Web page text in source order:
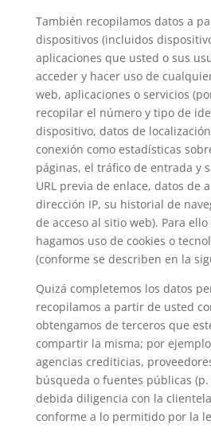
También recopilamos datos a
dispositivos (incluidos
aplicaciones que usted o sus
acceder y hacer uso de
web, aplicaciones o servicios
recopilar el número y tipo de
dispositivo, datos de
conexión como estadísticas
páginas, el tráfico de entrada y
URL previa de enlace, datos de
dirección IP, su historial de
de acceso al sitio web). Para
hagamos uso de cookies o
(conforme se describen en la
Quizá completemos los datos
recopilamos a partir de usted
obtengamos de terceros que
compartir la misma; por
agencias crediticias,
búsqueda o fuentes públicas
debida diligencia con la
conforme a lo permitido por la